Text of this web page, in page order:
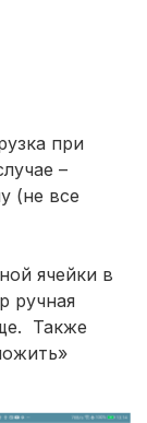
при
–
(не все
ячейки в
ручная
Также